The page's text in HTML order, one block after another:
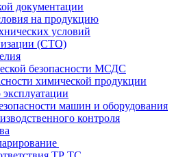
документации
на продукцию
условий
(СТО)
безопасности МСДС
химической продукции
машин и оборудования
контроля